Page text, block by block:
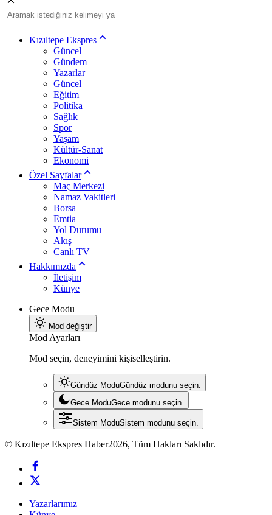
Kızıltepe Ekspres
Güncel
Gündem
Yazarlar
Güncel
Eğitim
Politika
Sağlık
Spor
Yaşam
Kültür-Sanat
Ekonomi
Özel Sayfalar
Maç Merkezi
Namaz Vakitleri
Borsa
Emtia
Yol Durumu
Akış
Canlı TV
Hakkımızda
İletişim
Künye
Gece Modu
Mod değiştir
Mod Ayarları
Mod seçin, deneyimini kişiselleştirin.
Gündüz ModuGündüz modunu seçin.
Gece ModuGece modunu seçin.
Sistem ModuSistem modunu seçin.
© Kızıltepe Ekspres Haber2026, Tüm Hakları Saklıdır.
Yazarlarımız